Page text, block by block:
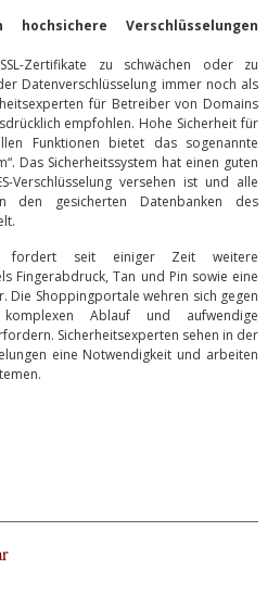
hochsichere Verschlüsselungen
Zertifikate zu schwächen oder zu
Datenverschlüsselung immer noch als
für Betreiber von Domains
empfohlen. Hohe Sicherheit für
Funktionen bietet das sogenannte
Das Sicherheitssystem hat einen guten
Verschlüsselung versehen ist und alle
den gesicherten Datenbanken des
fordert seit einiger Zeit weitere
Fingerabdruck, Tan und Pin sowie eine
Die Shoppingportale wehren sich gegen
Ablauf und aufwendige
Sicherheitsexperten sehen in der
eine Notwendigkeit und arbeiten